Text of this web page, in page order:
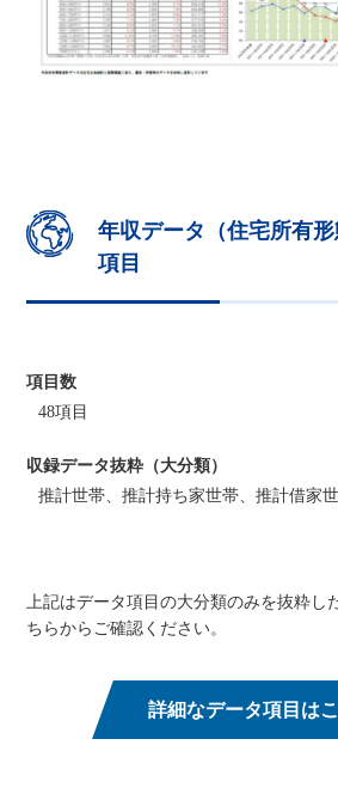
年収データ（住宅所有
項目
項目数
48項目
収録データ抜粋（大分類）
推計世帯、推計持ち家世帯、推計借家
上記はデータ項目の大分類のみを抜粋し
ちらからご確認ください。
詳細なデータ項目は